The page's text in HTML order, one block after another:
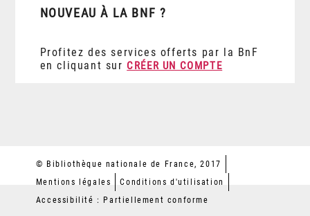
NOUVEAU À LA BNF ?
Profitez des services offerts par la BnF
en cliquant sur CRÉER UN COMPTE
© Bibliothèque nationale de France, 2017
Mentions légales
Conditions d'utilisation
Accessibilité : Partiellement conforme